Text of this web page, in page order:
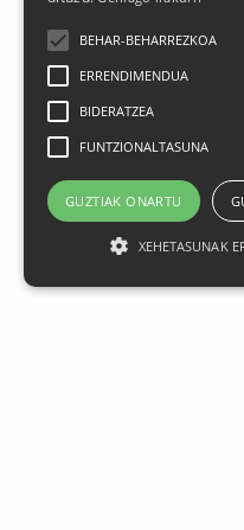
Jarrai
BEHAR-BEHARREZKOA
ERRENDIMENDUA
BIDERATZEA
FUNTZIONALTASUNA
GUZTIAK ONARTU
XEHETASUNAK